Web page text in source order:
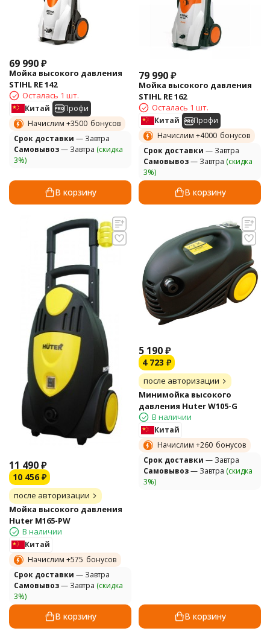
69 990₽
Мойка высокого давления
STIHL RE 142
Осталась 1 шт.
Китай
Профи
Начислим +3500 бонусов
Cрок доставки — Завтра
Самовывоз— Завтра (скидка
3%)
В корзину
79 990₽
Мойка высокого давления
STIHL RE 162
Осталась 1 шт.
Китай
Профи
Начислим +4000 бонусов
Cрок доставки — Завтра
Самовывоз— Завтра (скидка
3%)
В корзину
11 490₽
10 456 ₽
после авторизации
Мойка высокого давления
Huter M165-PW
В наличии
Китай
Начислим +575 бонусов
Cрок доставки — Завтра
Самовывоз— Завтра (скидка
3%)
В корзину
5 190₽
4 723 ₽
после авторизации
Минимойка высокого
давления Huter W105-G
В наличии
Китай
Начислим +260 бонусов
Cрок доставки — Завтра
Самовывоз— Завтра (скидка
3%)
В корзину